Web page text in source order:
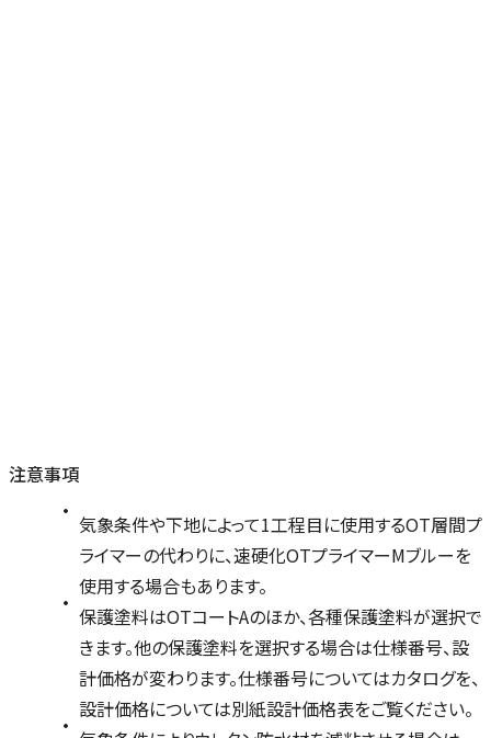
注意事項
気象条件や下地によって1工程目に使用するOT層間プ
ライマーの代わりに、速硬化OTプライマーMブルーを
使用する場合もあります。
保護塗料はOTコートAのほか、各種保護塗料が選択で
きます。他の保護塗料を選択する場合は仕様番号、設
計価格が変わります。仕様番号についてはカタログを、
設計価格については別紙設計価格表をご覧ください。